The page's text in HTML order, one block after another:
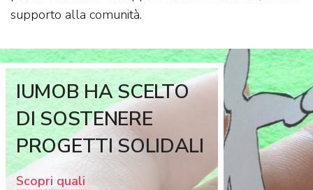
supporto alla comunità.
IUMOB HA SCELTO
DI SOSTENERE
PROGETTI SOLIDALI
Scopri quali